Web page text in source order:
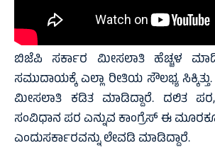
ಬಿಜೆಪಿ ಸರ್ಕಾರ ಮೀಸಲಾತಿ ಹೆಚ್ಚಳ
ಸಮುದಾಯಕ್ಕೆ ಎಲ್ಲಾ ರೀತಿಯ ಸೌಲಭ್ಯ
ಮೀಸಲಾತಿ ಕಡಿತ ಮಾಡಿದ್ದಾರೆ. ದಲಿತ
ಸಂವಿಧಾನ ಪರ ಎನ್ನುವ ಕಾಂಗ್ರೆಸ್ ಈ
ಎಂದುಸರ್ಕಾರವನ್ನು ಲೇವಡಿ ಮಾಡಿದ್ದಾರೆ.